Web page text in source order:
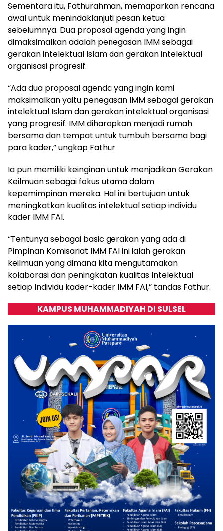
Sementara itu, Fathurahman, memaparkan rencana
awal untuk menindaklanjuti pesan ketua
sebelumnya. Dua proposal agenda yang ingin
dimaksimalkan adalah penegasan IMM sebagai
gerakan intelektual Islam dan gerakan intelektual
organisasi progresif.
“Ada dua proposal agenda yang ingin kami
maksimalkan yaitu penegasan IMM sebagai gerakan
intelektual Islam dan gerakan intelektual organisasi
yang progresif. IMM diharapkan menjadi rumah
bersama dan tempat untuk tumbuh bersama bagi
para kader,” ungkap Fathur
Ia pun memiliki keinginan untuk menjadikan Gerakan
Keilmuan sebagai fokus utama dalam
kepemimpinan mereka. Hal ini bertujuan untuk
meningkatkan kualitas intelektual setiap individu
kader IMM FAI.
“Tentunya sebagai basic gerakan yang ada di
Pimpinan Komisariat IMM FAI ini ialah gerakan
keilmuan yang dimana kita mengutamakan
kolaborasi dan peningkatan kualitas Intelektual
setiap Individu kader-kader IMM FAI,” tandas Fathur.
KAMPUS MUHAMMADIYAH DI SULSEL